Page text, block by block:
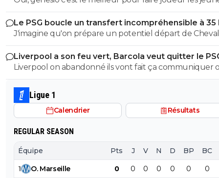
c'est positif
Le PSG boucle un transfert incompréhensible à 35
J'imagine qu'on prépare un potentiel départ de
l'été prochain au cas où il laisserait encore filer sa
évitera un panic buy tout en misant sur un très bon
gardien.
Liverpool a son feu vert, Barcola veut quitter le
Liverpool on abandonné ils vont fait ça communiquer
le joueur a pas suivis la préparation, Liverpool vont pas
dépenser une fortune pour un joueur qui a suivis
préparation avec Liverpool, Liverpool on déjà fait la bêtise sur
isak l année dernière, ils veulent pas refaire la même
Ligue 1
Calendrier Résultats
REGULAR SEASON
Équipe Pts J V N D BP BC
1 O. Marseille 0 0 0 0 0 0 0